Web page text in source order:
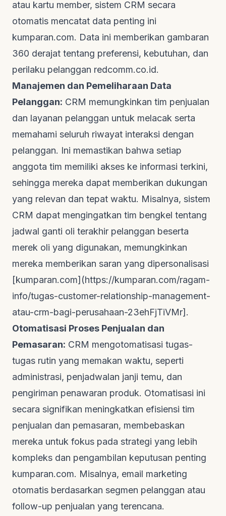
atau kartu member, sistem CRM secara
otomatis mencatat data penting ini
kumparan.com. Data ini memberikan gambaran
360 derajat tentang preferensi, kebutuhan, dan
perilaku pelanggan redcomm.co.id.
Manajemen dan Pemeliharaan Data
Pelanggan: CRM memungkinkan tim penjualan
dan layanan pelanggan untuk melacak serta
memahami seluruh riwayat interaksi dengan
pelanggan. Ini memastikan bahwa setiap
anggota tim memiliki akses ke informasi terkini,
sehingga mereka dapat memberikan dukungan
yang relevan dan tepat waktu. Misalnya, sistem
CRM dapat mengingatkan tim bengkel tentang
jadwal ganti oli terakhir pelanggan beserta
merek oli yang digunakan, memungkinkan
mereka memberikan saran yang dipersonalisasi
[kumparan.com](https://kumparan.com/ragam-
info/tugas-customer-relationship-management-
atau-crm-bagi-perusahaan-23ehFjTiVMr].
Otomatisasi Proses Penjualan dan
Pemasaran: CRM mengotomatisasi tugas-
tugas rutin yang memakan waktu, seperti
administrasi, penjadwalan janji temu, dan
pengiriman penawaran produk. Otomatisasi ini
secara signifikan meningkatkan efisiensi tim
penjualan dan pemasaran, membebaskan
mereka untuk fokus pada strategi yang lebih
kompleks dan pengambilan keputusan penting
kumparan.com. Misalnya, email marketing
otomatis berdasarkan segmen pelanggan atau
follow-up penjualan yang terencana.